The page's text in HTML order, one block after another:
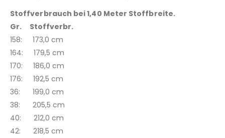
Stoffverbrauch bei 1,40 Meter Stoffbreite.
Gr. Stoffverbr.
158: 173,0 cm
164: 179,5 cm
170: 186,0 cm
176: 192,5 cm
36: 199,0 cm
38: 205,5 cm
40: 212,0 cm
42: 218,5 cm